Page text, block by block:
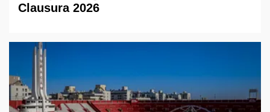
Clausura 2026